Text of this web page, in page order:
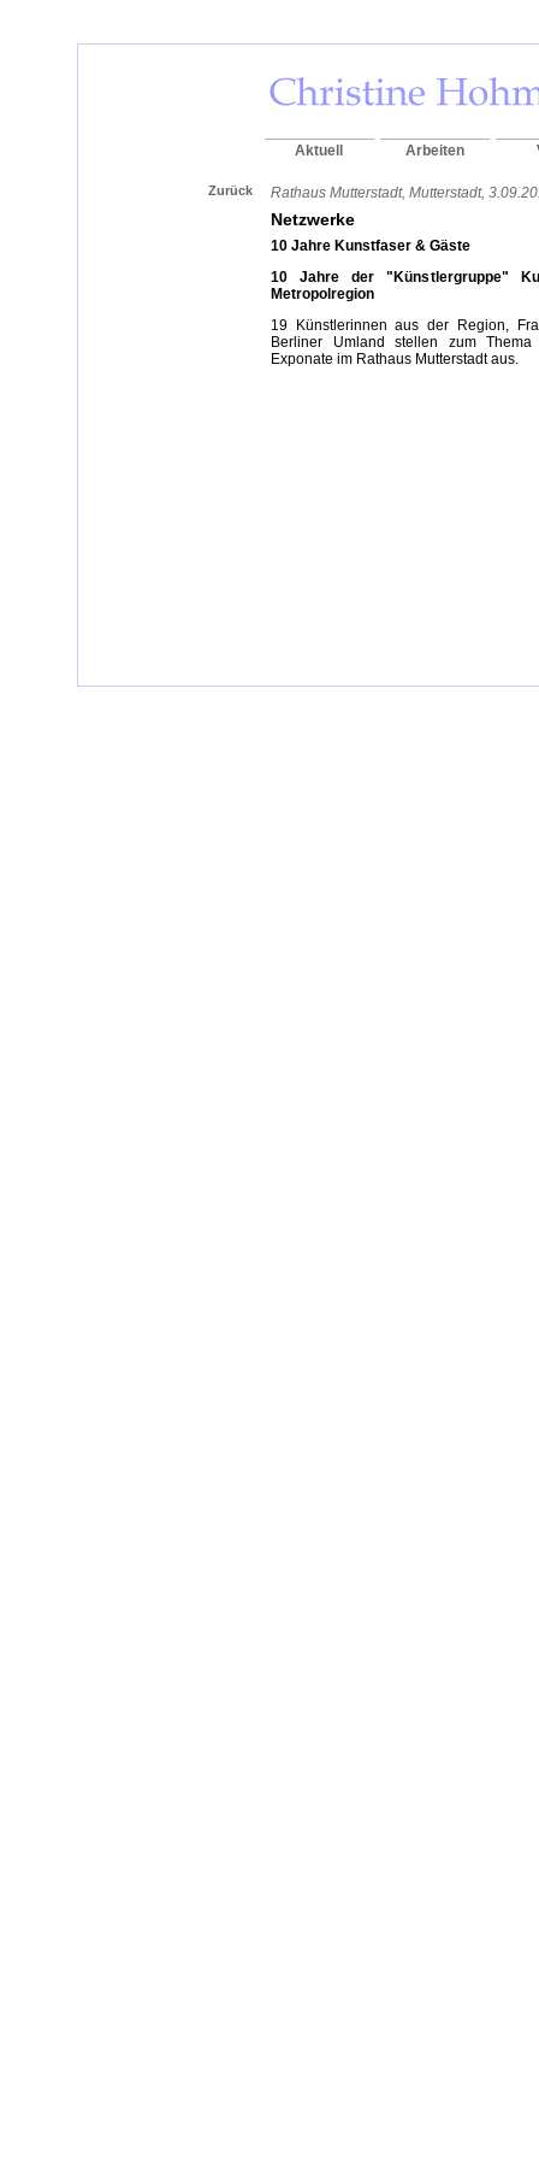
Aktuell Arbeiten
Zurück Rathaus Mutterstadt, Mutterstadt,
Netzwerke
10 Jahre Kunstfaser & Gäste
10 Jahre der "Künstlergruppe"
Metropolregion
19 Künstlerinnen aus der Region,
Berliner Umland stellen zum Thema
Exponate im Rathaus Mutterstadt aus.